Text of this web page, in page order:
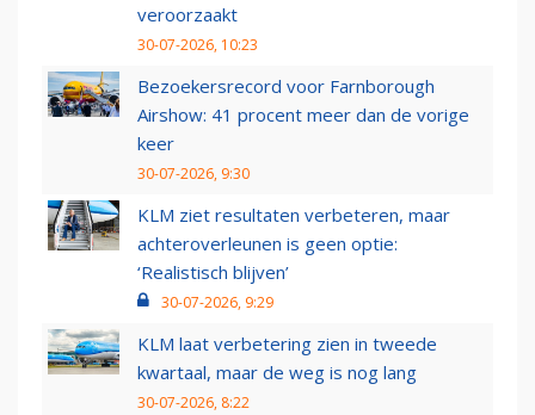
veroorzaakt
30-07-2026, 10:23
Bezoekersrecord voor Farnborough
Airshow: 41 procent meer dan de vorige
keer
30-07-2026, 9:30
KLM ziet resultaten verbeteren, maar
achteroverleunen is geen optie:
‘Realistisch blijven’
30-07-2026, 9:29
KLM laat verbetering zien in tweede
kwartaal, maar de weg is nog lang
30-07-2026, 8:22